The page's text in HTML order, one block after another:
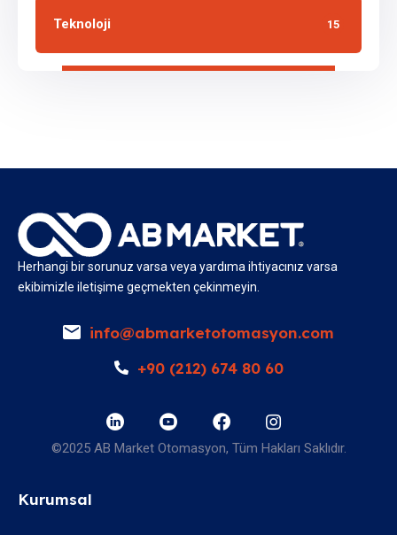
Teknoloji 15
Herhangi bir sorunuz varsa veya yardıma ihtiyacınız varsa
ekibimizle iletişime geçmekten çekinmeyin.
info@abmarketotomasyon.com
+90 (212) 674 80 60
©2025 AB Market Otomasyon, Tüm Hakları Saklıdır.
Kurumsal